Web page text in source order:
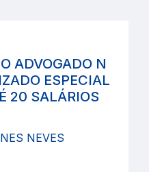
ADVOGADO N
ESPECIAL
20 SALÁRIOS
NEVES